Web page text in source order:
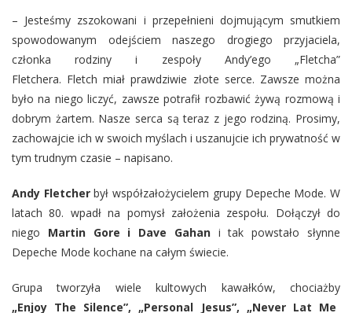
– Jesteśmy zszokowani i przepełnieni dojmującym smutkiem
spowodowanym odejściem naszego drogiego przyjaciela,
członka rodziny i zespoły Andy’ego „Fletcha”
Fletchera. Fletch miał prawdziwie złote serce. Zawsze można
było na niego liczyć, zawsze potrafił rozbawić żywą rozmową i
dobrym żartem. Nasze serca są teraz z jego rodziną. Prosimy,
zachowajcie ich w swoich myślach i uszanujcie ich prywatność w
tym trudnym czasie – napisano.
Andy Fletcherbył współzałożycielem grupy Depeche Mode. W
latach 80. wpadł na pomysł założenia zespołu. Dołączył do
niego Martin Gore i Dave Gahani tak powstało słynne
Depeche Mode kochane na całym świecie.
Grupa tworzyła wiele kultowych kawałków, chociażby
„Enjoy The Silence”, „Personal Jesus”, „Never Lat Me